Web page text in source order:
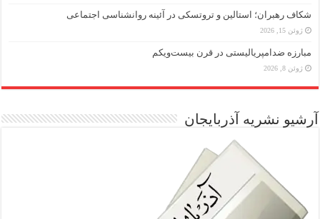
شکاف رهبران؛ استالین و تروتسکی در آئینه روانشناسی اجتماعی
ژوئن 15, 2026
مبارزه ضد‌امپریالیستی در قرن بیست‌ویکم
ژوئن 8, 2026
آرشیو نشریه آذربایجان